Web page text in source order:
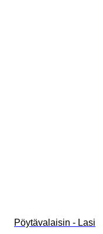
Pöytävalaisin - Lasi